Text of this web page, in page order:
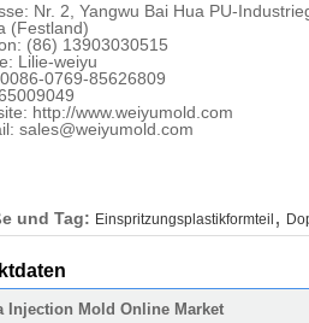
Nr. 2, Yangwu Bai Hua PU-
(Festland)
(86) 13903030515
Lilie-weiyu
0769-85626809
http://www.weiyumold.com
sales@weiyumold.com
und Tag: Einspritzungsplastikformteil ,
Injection Mold Online Market